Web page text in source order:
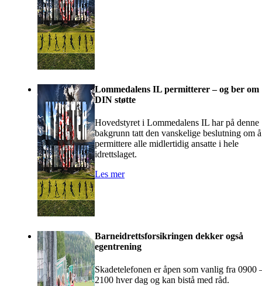
Lommedalens IL permitterer – og ber om
DIN støtte
Hovedstyret i Lommedalens IL har på denne
bakgrunn tatt den vanskelige beslutning om å
permittere alle midlertidig ansatte i hele
idrettslaget.
Les mer
Barneidrettsforsikringen dekker også
egentrening
Skadetelefonen er åpen som vanlig fra 0900
2100 hver dag og kan bistå med råd.